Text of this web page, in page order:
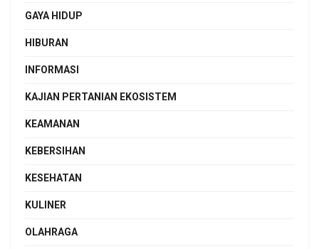
GAYA HIDUP
HIBURAN
INFORMASI
KAJIAN PERTANIAN EKOSISTEM
KEAMANAN
KEBERSIHAN
KESEHATAN
KULINER
OLAHRAGA